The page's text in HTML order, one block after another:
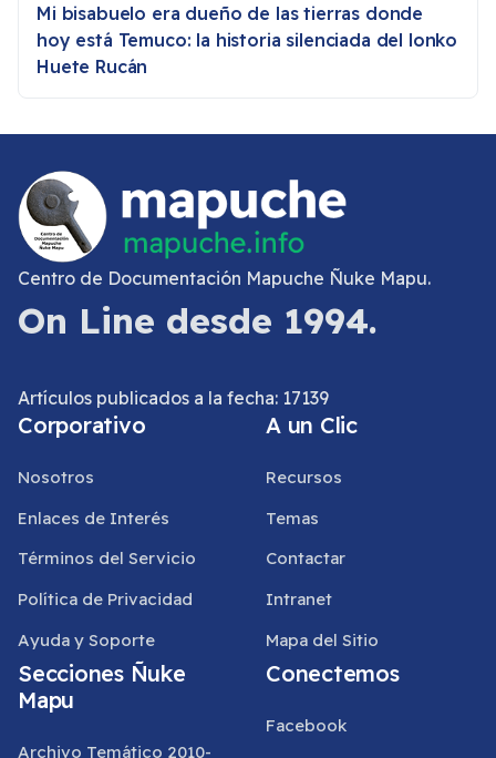
Mi bisabuelo era dueño de las tierras donde
hoy está Temuco: la historia silenciada del lonko
Huete Rucán
Centro de Documentación Mapuche Ñuke Mapu.
On Line desde 1994.
Artículos publicados a la fecha: 17139
Corporativo
Nosotros
Enlaces de Interés
Términos del Servicio
Política de Privacidad
Ayuda y Soporte
A un Clic
Recursos
Temas
Contactar
Intranet
Mapa del Sitio
Secciones Ñuke
Mapu
Archivo Temático 2010-
Conectemos
Facebook